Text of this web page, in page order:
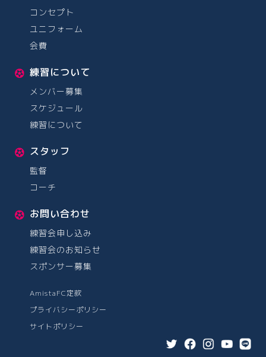
コンセプト
ユニフォーム
会費
練習について
メンバー募集
スケジュール
練習について
スタッフ
監督
コーチ
お問い合わせ
練習会申し込み
練習会のお知らせ
スポンサー募集
AmistaFC定款
プライバシーポリシー
サイトポリシー